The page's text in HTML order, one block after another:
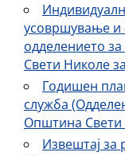
усовршување и
одделението
Свети Николе
Годишен
служба
Општина Свети
Извештај за